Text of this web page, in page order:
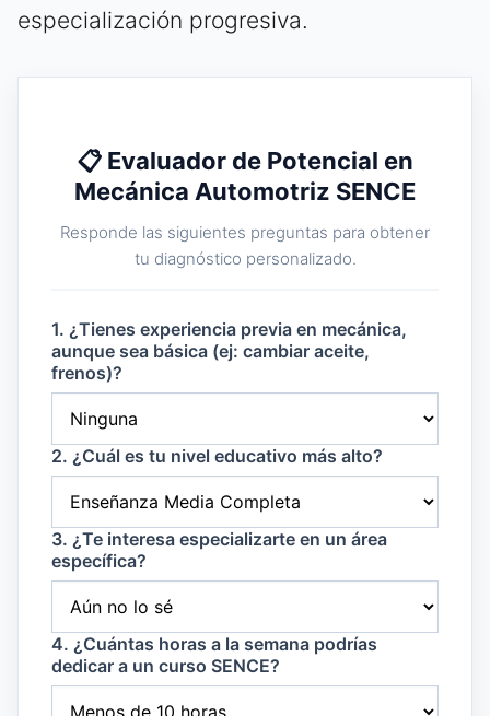
especialización progresiva.
📋 Evaluador de Potencial en
Mecánica Automotriz SENCE
Responde las siguientes preguntas para obtener
tu diagnóstico personalizado.
1. ¿Tienes experiencia previa en mecánica,
aunque sea básica (ej: cambiar aceite,
frenos)?
2. ¿Cuál es tu nivel educativo más alto?
3. ¿Te interesa especializarte en un área
específica?
4. ¿Cuántas horas a la semana podrías
dedicar a un curso SENCE?